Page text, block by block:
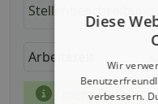
Stellenbeschreibung:
Arbeitszeit
mehr Details
Diese
Wir
verbessern.